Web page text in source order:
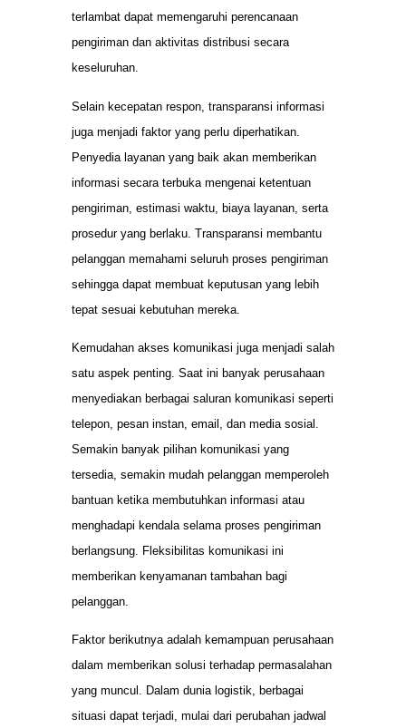
terlambat dapat memengaruhi perencanaan
pengiriman dan aktivitas distribusi secara
keseluruhan.
Selain kecepatan respon, transparansi informasi
juga menjadi faktor yang perlu diperhatikan.
Penyedia layanan yang baik akan memberikan
informasi secara terbuka mengenai ketentuan
pengiriman, estimasi waktu, biaya layanan, serta
prosedur yang berlaku. Transparansi membantu
pelanggan memahami seluruh proses pengiriman
sehingga dapat membuat keputusan yang lebih
tepat sesuai kebutuhan mereka.
Kemudahan akses komunikasi juga menjadi salah
satu aspek penting. Saat ini banyak perusahaan
menyediakan berbagai saluran komunikasi seperti
telepon, pesan instan, email, dan media sosial.
Semakin banyak pilihan komunikasi yang
tersedia, semakin mudah pelanggan memperoleh
bantuan ketika membutuhkan informasi atau
menghadapi kendala selama proses pengiriman
berlangsung. Fleksibilitas komunikasi ini
memberikan kenyamanan tambahan bagi
pelanggan.
Faktor berikutnya adalah kemampuan perusahaan
dalam memberikan solusi terhadap permasalahan
yang muncul. Dalam dunia logistik, berbagai
situasi dapat terjadi, mulai dari perubahan jadwal